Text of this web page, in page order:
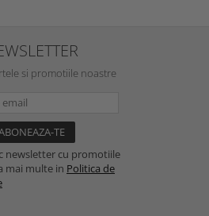
si promotiile noastre
newsletter cu promotiile
mai multe in Politica de